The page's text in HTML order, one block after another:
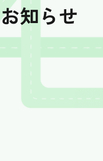
お知らせ